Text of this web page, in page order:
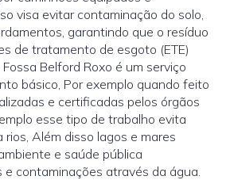
visa evitar contaminação do solo,
garantindo que o resíduo
de tratamento de esgoto (ETE)
Belford Roxo é um serviço
básico, Por exemplo quando feito
e certificadas pelos órgãos
esse tipo de trabalho evita
Além disso lagos e mares
e saúde pública
contaminações através da água.